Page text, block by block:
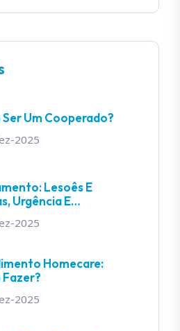
Um Cooperado?
2025
Lesoês E
Urgência E
2025
Homecare:
2025